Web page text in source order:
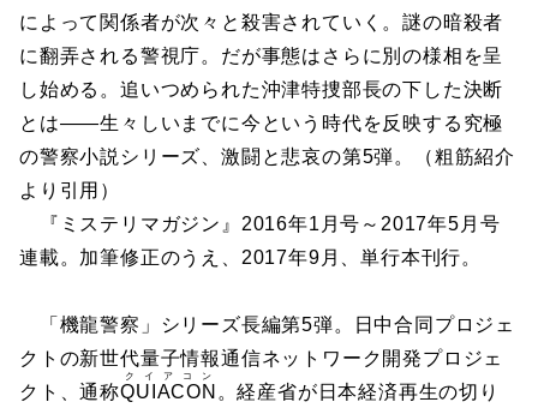
によって関係者が次々と殺害されていく。謎の暗殺者
に翻弄される警視庁。だが事態はさらに別の様相を呈
し始める。追いつめられた沖津特捜部長の下した決断
とは――生々しいまでに今という時代を反映する究極
の警察小説シリーズ、激闘と悲哀の第5弾。（粗筋紹介
より引用）
『ミステリマガジン』2016年1月号～2017年5月号
連載。加筆修正のうえ、2017年9月、単行本刊行。
「機龍警察」シリーズ長編第5弾。日中合同プロジェ
クトの新世代量子情報通信ネットワーク開発プロジェ
クト、通称QUIACON
クイアコン
。経産省が日本経済再生の切り